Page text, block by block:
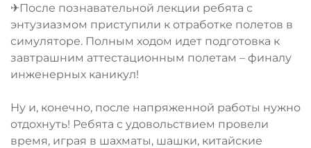
✈После познавательной лекции ребята с
энтузиазмом приступили к отработке полетов в
симуляторе. Полным ходом идет подготовка к
завтрашним аттестационным полетам – финалу
инженерных каникул!
Ну и, конечно, после напряженной работы нужно
отдохнуть! Ребята с удовольствием провели
время, играя в шахматы, шашки, китайские